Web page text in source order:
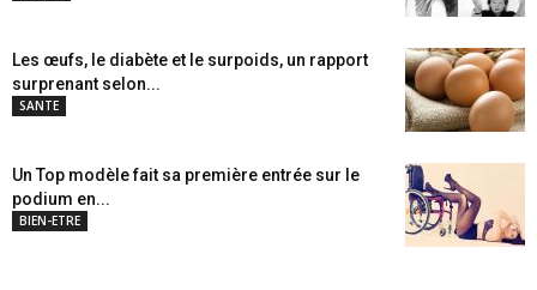
Les œufs, le diabète et le surpoids, un rapport
surprenant selon...
SANTE
Un Top modèle fait sa première entrée sur le
podium en...
BIEN-ETRE